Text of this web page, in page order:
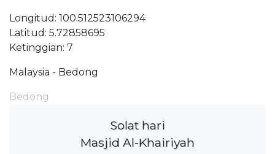
Longitud: 100.512523106294
Latitud: 5.72858695
Ketinggian: 7
Malaysia - Bedong
Bedong
Solat hari
Masjid Al-Khairiyah